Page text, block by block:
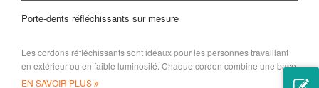
Porte-dents réfléchissants sur mesure
Les cordons réfléchissants sont idéaux pour les personnes travaillant
en extérieur ou en faible luminosité. Chaque cordon combine une base
souple
EN SAVOIR PLUS